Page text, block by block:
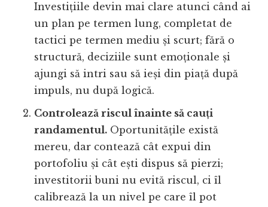
Investițiile devin mai clare atunci când ai
un plan pe termen lung, completat de
tactici pe termen mediu și scurt; fără o
structură, deciziile sunt emoționale și
ajungi să intri sau să ieși din piață după
impuls, nu după logică.
Controlează riscul înainte să cauți
randamentul. Oportunitățile există
mereu, dar contează cât expui din
portofoliu și cât ești dispus să pierzi;
investitorii buni nu evită riscul, ci îl
calibrează la un nivel pe care îl pot